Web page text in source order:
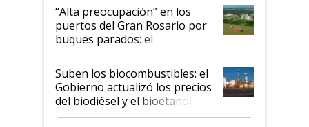
“Alta preocupación” en los
puertos del Gran Rosario por
buques parados: el
funcionamiento de las
exportadoras en tensión tras
la medida de fuerza de los
prácticos
Suben los biocombustibles: el
Gobierno actualizó los precios
del biodiésel y el bioetanol